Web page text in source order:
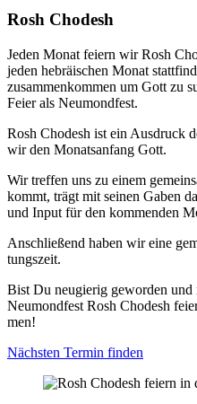
Rosh Cho­desh
Jeden Monat fei­ern wir Rosh
jeden hebräi­schen Monat
zusam­men­kom­men um Gott zu
Fei­er als Neu­mond­fest.
Rosh Cho­desh ist ein Aus­druck
wir den Monats­an­fang Gott.
Wir tref­fen uns zu einem
kommt, trägt mit sei­nen Gaben
und Input für den kom­men­den
Anschlie­ßend haben wir eine
tungs­zeit.
Bist Du neu­gie­rig gewor­den und
Neu­mond­fest Rosh Cho­desh
men!
Nächs­ten Ter­min fin­den